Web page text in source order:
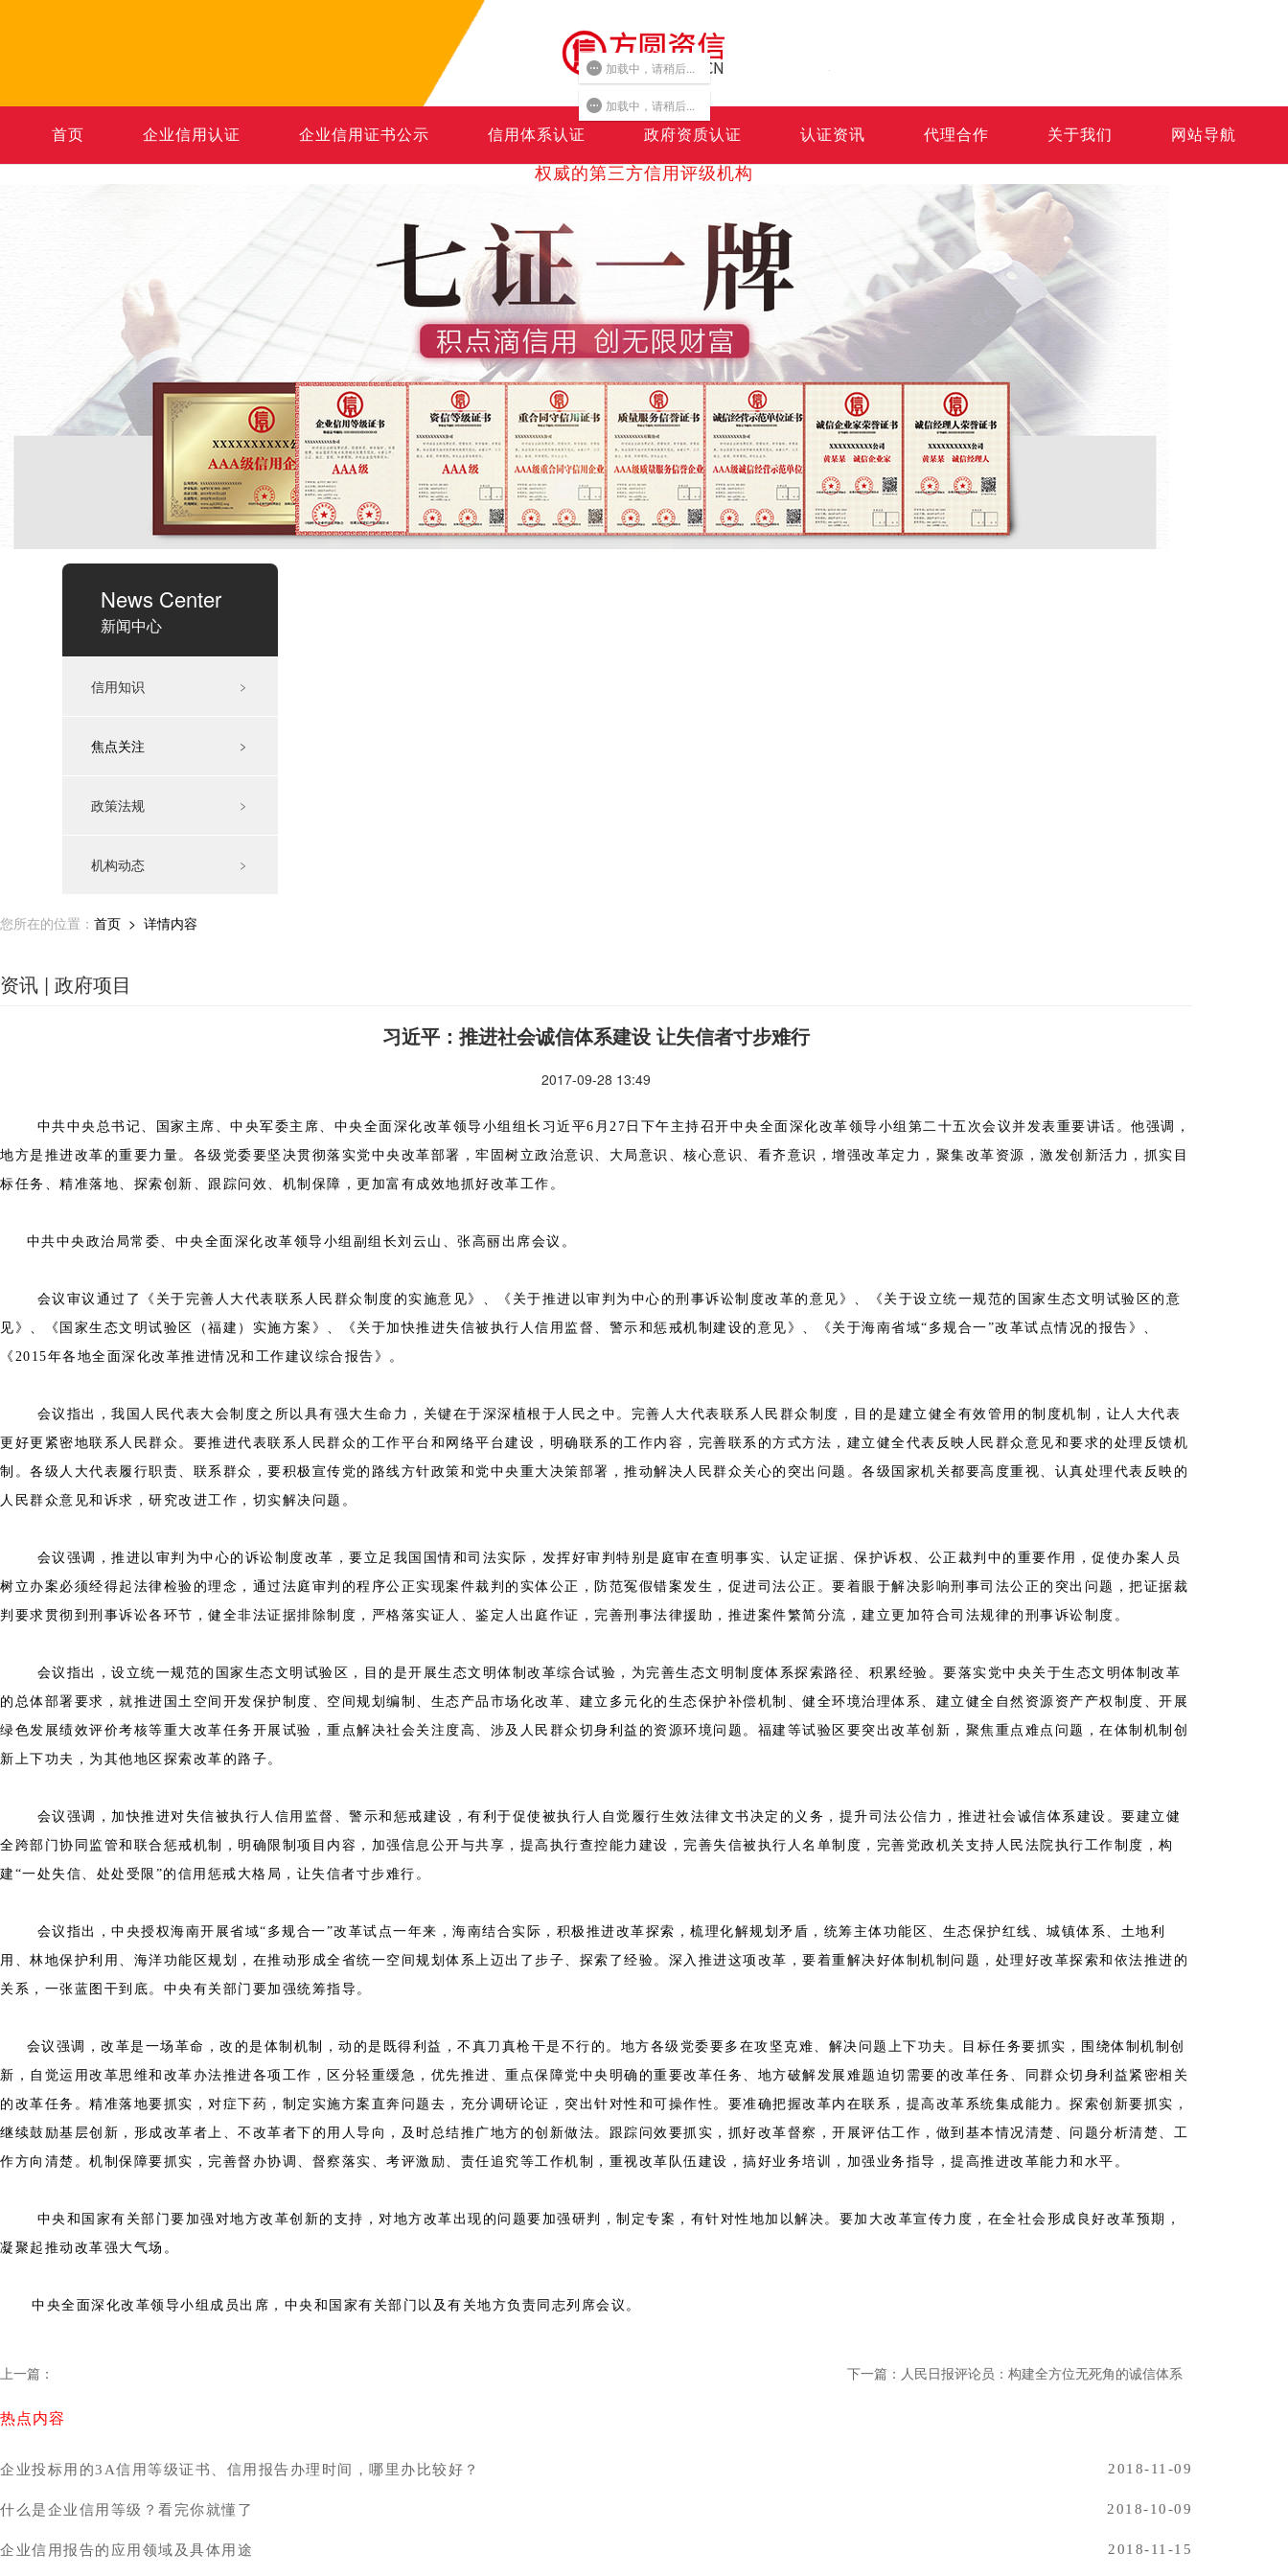
权威的第三方信用评级机构
13640905821
周一至周六09:00-20:00
首页 企业信用认证 企业信用证书公示 信用体系认证 政府资质认证 认证资讯 代理合作 关于我们 网站导航
News Center
新闻中心
信用知识 ﹥
焦点关注 ﹥
政策法规 ﹥
机构动态 ﹥
您所在的位置： 首页 > 详情内容
资讯 | 政府项目
习近平：推进社会诚信体系建设 让失信者寸步难行
2017-09-28 13:49
中共中央总书记、国家主席、中央军委主席、中央全面深化改革领导小组组长习近平6月27日下午主持召开中央全面深化改革领导小组第二十五次会议并发表重要讲话。他强调，
地方是推进改革的重要力量。各级党委要坚决贯彻落实党中央改革部署，牢固树立政治意识、大局意识、核心意识、看齐意识，增强改革定力，聚集改革资源，激发创新活力，抓实目
标任务、精准落地、探索创新、跟踪问效、机制保障，更加富有成效地抓好改革工作。
中共中央政治局常委、中央全面深化改革领导小组副组长刘云山、张高丽出席会议。
会议审议通过了《关于完善人大代表联系人民群众制度的实施意见》、《关于推进以审判为中心的刑事诉讼制度改革的意见》、《关于设立统一规范的国家生态文明试验区的意
见》、《国家生态文明试验区（福建）实施方案》、《关于加快推进失信被执行人信用监督、警示和惩戒机制建设的意见》、《关于海南省域“多规合一”改革试点情况的报告》、
《2015年各地全面深化改革推进情况和工作建议综合报告》。
会议指出，我国人民代表大会制度之所以具有强大生命力，关键在于深深植根于人民之中。完善人大代表联系人民群众制度，目的是建立健全有效管用的制度机制，让人大代表
更好更紧密地联系人民群众。要推进代表联系人民群众的工作平台和网络平台建设，明确联系的工作内容，完善联系的方式方法，建立健全代表反映人民群众意见和要求的处理反馈机
制。各级人大代表履行职责、联系群众，要积极宣传党的路线方针政策和党中央重大决策部署，推动解决人民群众关心的突出问题。各级国家机关都要高度重视、认真处理代表反映的
人民群众意见和诉求，研究改进工作，切实解决问题。
会议强调，推进以审判为中心的诉讼制度改革，要立足我国国情和司法实际，发挥好审判特别是庭审在查明事实、认定证据、保护诉权、公正裁判中的重要作用，促使办案人员
树立办案必须经得起法律检验的理念，通过法庭审判的程序公正实现案件裁判的实体公正，防范冤假错案发生，促进司法公正。要着眼于解决影响刑事司法公正的突出问题，把证据裁
判要求贯彻到刑事诉讼各环节，健全非法证据排除制度，严格落实证人、鉴定人出庭作证，完善刑事法律援助，推进案件繁简分流，建立更加符合司法规律的刑事诉讼制度。
会议指出，设立统一规范的国家生态文明试验区，目的是开展生态文明体制改革综合试验，为完善生态文明制度体系探索路径、积累经验。要落实党中央关于生态文明体制改革
的总体部署要求，就推进国土空间开发保护制度、空间规划编制、生态产品市场化改革、建立多元化的生态保护补偿机制、健全环境治理体系、建立健全自然资源资产产权制度、开展
绿色发展绩效评价考核等重大改革任务开展试验，重点解决社会关注度高、涉及人民群众切身利益的资源环境问题。福建等试验区要突出改革创新，聚焦重点难点问题，在体制机制创
新上下功夫，为其他地区探索改革的路子。
会议强调，加快推进对失信被执行人信用监督、警示和惩戒建设，有利于促使被执行人自觉履行生效法律文书决定的义务，提升司法公信力，推进社会诚信体系建设。要建立健
全跨部门协同监管和联合惩戒机制，明确限制项目内容，加强信息公开与共享，提高执行查控能力建设，完善失信被执行人名单制度，完善党政机关支持人民法院执行工作制度，构
建“一处失信、处处受限”的信用惩戒大格局，让失信者寸步难行。
会议指出，中央授权海南开展省域“多规合一”改革试点一年来，海南结合实际，积极推进改革探索，梳理化解规划矛盾，统筹主体功能区、生态保护红线、城镇体系、土地利
用、林地保护利用、海洋功能区规划，在推动形成全省统一空间规划体系上迈出了步子、探索了经验。深入推进这项改革，要着重解决好体制机制问题，处理好改革探索和依法推进的
关系，一张蓝图干到底。中央有关部门要加强统筹指导。
会议强调，改革是一场革命，改的是体制机制，动的是既得利益，不真刀真枪干是不行的。地方各级党委要多在攻坚克难、解决问题上下功夫。目标任务要抓实，围绕体制机制创
新，自觉运用改革思维和改革办法推进各项工作，区分轻重缓急，优先推进、重点保障党中央明确的重要改革任务、地方破解发展难题迫切需要的改革任务、同群众切身利益紧密相关
的改革任务。精准落地要抓实，对症下药，制定实施方案直奔问题去，充分调研论证，突出针对性和可操作性。要准确把握改革内在联系，提高改革系统集成能力。探索创新要抓实，
继续鼓励基层创新，形成改革者上、不改革者下的用人导向，及时总结推广地方的创新做法。跟踪问效要抓实，抓好改革督察，开展评估工作，做到基本情况清楚、问题分析清楚、工
作方向清楚。机制保障要抓实，完善督办协调、督察落实、考评激励、责任追究等工作机制，重视改革队伍建设，搞好业务培训，加强业务指导，提高推进改革能力和水平。
中央和国家有关部门要加强对地方改革创新的支持，对地方改革出现的问题要加强研判，制定专案，有针对性地加以解决。要加大改革宣传力度，在全社会形成良好改革预期，
凝聚起推动改革强大气场。
中央全面深化改革领导小组成员出席，中央和国家有关部门以及有关地方负责同志列席会议。
上一篇： 下一篇：人民日报评论员：构建全方位无死角的诚信体系
热点内容
企业投标用的3A信用等级证书、信用报告办理时间，哪里办比较好？ 2018-11-09
什么是企业信用等级？看完你就懂了 2018-10-09
企业信用报告的应用领域及具体用途 2018-11-15
加载中，请稍后...
加载中，请稍后...